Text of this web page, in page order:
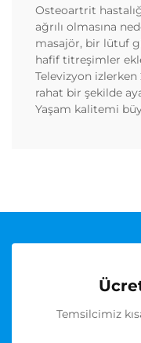
Osteoartrit
ağrılı olmasına
masajör, bir lütuf
hafif titreşimler
Televizyon
rahat bir şekilde
Yaşam kalitemi
Temsilcimiz